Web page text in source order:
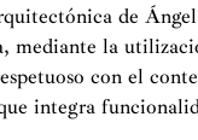
de
mediante la
con el
integra